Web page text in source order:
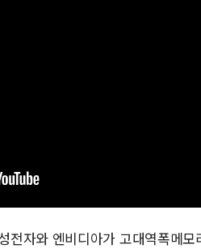
전자와 엔비디아가 고대역폭메